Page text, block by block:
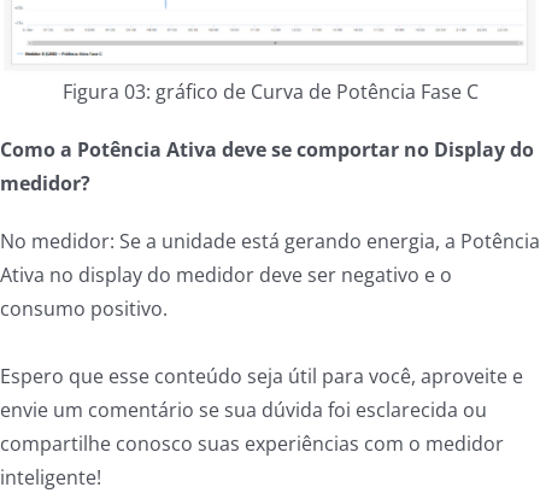
Figura 03: gráfico de Curva de Potência Fase C
Como a Potência Ativa deve se comportar no Display do
medidor?
No medidor: Se a unidade está gerando energia, a Potência
Ativa no display do medidor deve ser negativo e o
consumo positivo.
Espero que esse conteúdo seja útil para você, aproveite e
envie um comentário se sua dúvida foi esclarecida ou
compartilhe conosco suas experiências com o medidor
inteligente!